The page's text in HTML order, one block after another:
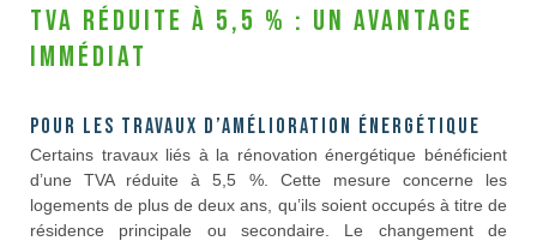
TVA réduite à 5,5 % : un avantage
immédiat
Pour les travaux d’amélioration énergétique
Certains travaux liés à la rénovation énergétique bénéficient
d’une TVA réduite à 5,5 %. Cette mesure concerne les
logements de plus de deux ans, qu’ils soient occupés à titre de
résidence principale ou secondaire. Le changement de